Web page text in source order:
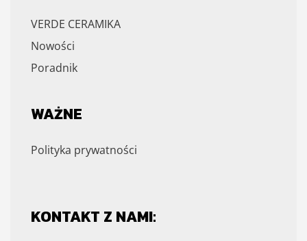
VERDE CERAMIKA
Nowości
Poradnik
WAŻNE
Polityka prywatności
KONTAKT Z NAMI: